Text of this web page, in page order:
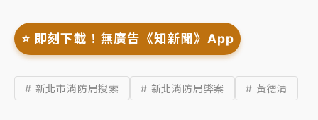
⭐️ 即刻下載！無廣告《知新聞》App
# 新北市消防局搜索 # 新北消防局弊案 # 黃德清